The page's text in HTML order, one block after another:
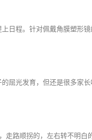
日程。针对佩戴角膜塑形
屈光发育，但还是很多家
走路顺拐的，左右转不明白